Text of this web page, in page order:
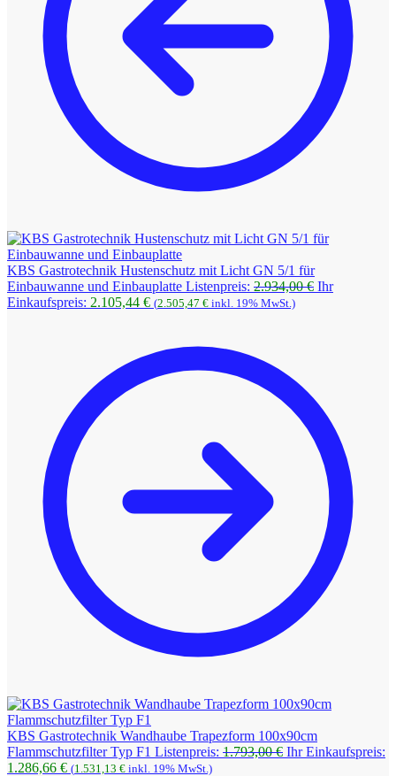
KBS Gastrotechnik Hustenschutz mit Licht GN 5/1 für
Einbauwanne und Einbauplatte Listenpreis: 2.934,00€ Ihr
Einkaufspreis: 2.105,44 €Aktueller
2.105,44 €.
(2.505,47 € inkl. 19% MwSt.)
KBS Gastrotechnik Wandhaube Trapezform 100x90cm
Flammschutzfilter Typ F1 Listenpreis: 1.793,00€ Ursprünglicher
Ihr Einkaufspreis:
1.286,66 €Aktueller
(1.531,13 € inkl. 19% MwSt.)